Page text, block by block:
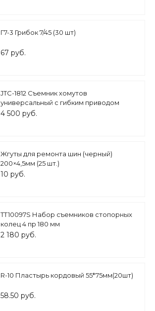
Г7-3 Грибок 7/45 (30 шт)
67 руб.
JTC-1812 Съемник хомутов
универсальный с гибким приводом
600мм
4 500 руб.
Жгуты для ремонта шин (черный)
200×4,5мм (25 шт.)
10 руб.
TT10097S Набор съемников стопорных
колец 4 пр 180 мм
2 180 руб.
R-10 Пластырь кордовый 55*75мм(20шт)
58.50 руб.